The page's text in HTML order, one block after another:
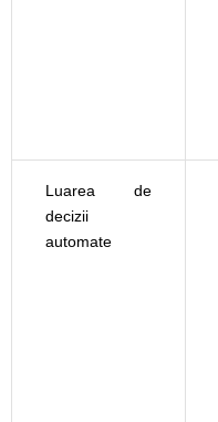
Luarea de
decizii
automate